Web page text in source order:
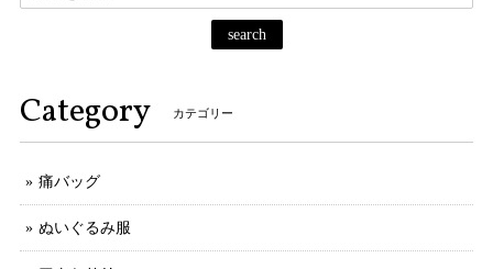
search
Category カテゴリー
痛バッグ
ぬいぐるみ服